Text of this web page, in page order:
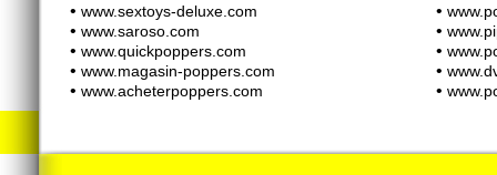
• www.sextoys-deluxe.com
• www.saroso.com
• www.quickpoppers.com
• www.magasin-poppers.com
• www.acheterpoppers.com
•
•
•
•
•